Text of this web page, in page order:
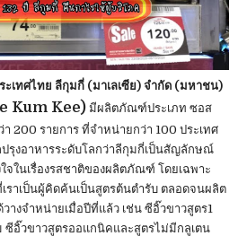
เทศไทย ลีกุมกี่ (มาเลเซีย) จำกัด (มหาชน)
Kum Kee) มีผลิตภัณฑ์ประเภท ซอส
า 200 รายการ ที่จำหน่ายกว่า 100 ประเทศ
รุงอาหารระดับโลกว่าลีกุมกี่เป็นสัญลักษณ์
ในเรื่องรสชาติของผลิตภัณฑ์ โดยเฉพาะ
ราเป็นผู้คิดค้นเป็นสูตรต้นตำรับ ตลอดจนผลิต
างจำหน่ายเมื่อปีที่แล้ว เช่น ซีอิ๊วขาวสูตร1
ซีอิ๊วขาวสูตรออแกนิคและสูตรไม่มีกลูเตน